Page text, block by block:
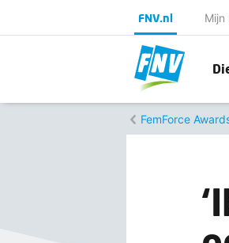
FNV.nl Mijn
FemForce